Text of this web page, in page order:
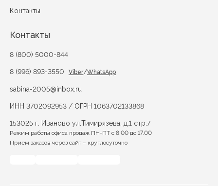
Контакты
Контакты
8 (800) 5000-844
8 (996) 893-3550 Viber/WhatsApp
sabina-2005@inbox.ru
ИНН 3702092953 / ОГРН 1063702133868
153025 г. Иваново ул.Тимирязева, д.1 стр.7
Режим работы офиса продаж ПН-ПТ с 8.00 до 17.00
Прием заказов через сайт – круглосуточно